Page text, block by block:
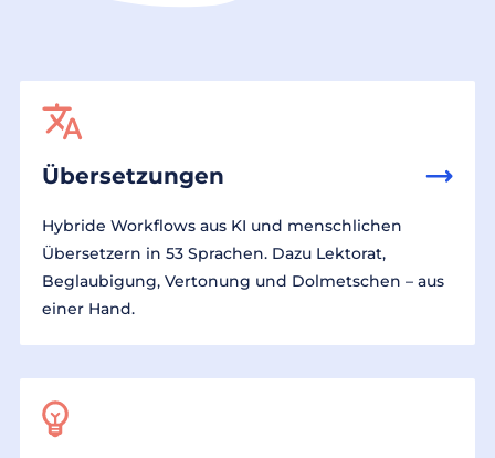
Übersetzungen
Hybride Workflows aus KI und menschlichen
Übersetzern in 53 Sprachen. Dazu Lektorat,
Beglaubigung, Vertonung und Dolmetschen – aus
einer Hand.